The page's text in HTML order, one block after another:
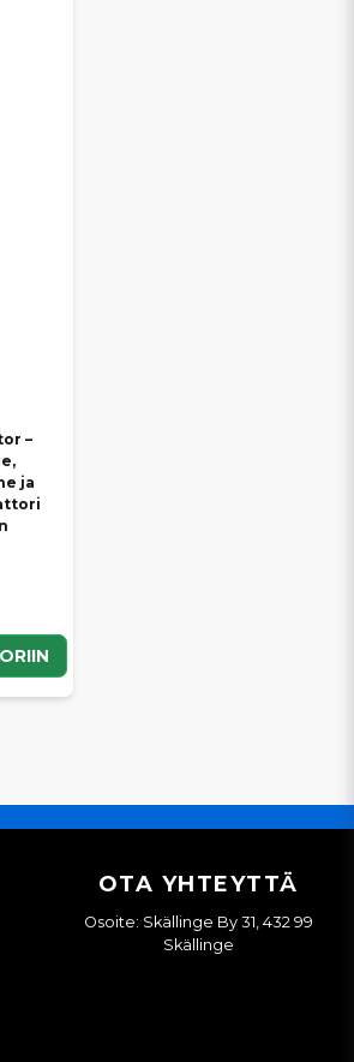
–
ja
OTA YHTEYTTÄ
Osoite: Skällinge By 31, 432 99
Skällinge